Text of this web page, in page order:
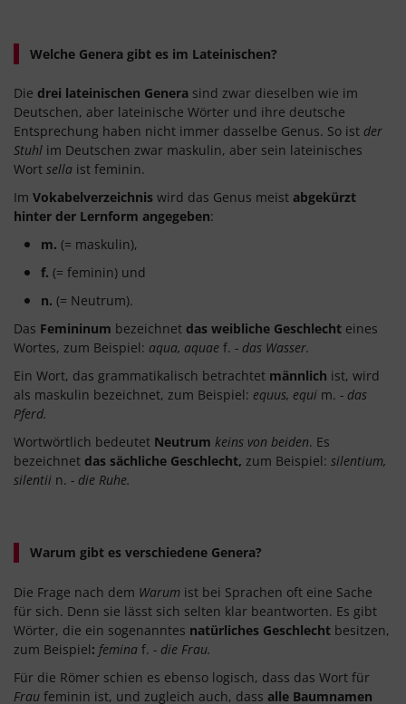
Welche Genera gibt es im Lateinischen?
Die drei lateinischen Genera sind zwar dieselben wie im
Deutschen, aber lateinische Wörter und ihre deutsche
Entsprechung haben nicht immer dasselbe Genus. So ist der
Stuhl im Deutschen zwar maskulin, aber sein lateinisches
Wort sella ist feminin.
Im Vokabelverzeichnis wird das Genus meist abgekürzt
hinter der Lernform angegeben:
m. (= maskulin),
f. (= feminin) und
n. (= Neutrum).
Das Femininum bezeichnet das weibliche Geschlecht eines
Wortes, zum Beispiel: aqua, aquae f. - das Wasser.
Ein Wort, das grammatikalisch betrachtet männlich ist, wird
als maskulin bezeichnet, zum Beispiel: equus, equi m. - das
Pferd.
Wortwörtlich bedeutet Neutrum keins von beiden. Es
bezeichnet das sächliche Geschlecht, zum Beispiel: silentium,
silentii n. - die Ruhe.
Warum gibt es verschiedene Genera?
Die Frage nach dem Warum ist bei Sprachen oft eine Sache
für sich. Denn sie lässt sich selten klar beantworten. Es gibt
Wörter, die ein sogenanntes natürliches Geschlecht besitzen,
zum Beispiel: femina f. - die Frau.
Für die Römer schien es ebenso logisch, dass das Wort für
Frau feminin ist, und zugleich auch, dass alle Baumnamen